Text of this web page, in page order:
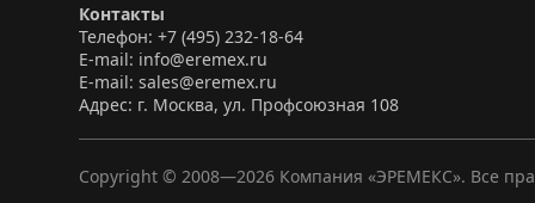
Контакты
Телефон: +7 (495) 232-18-64
E-mail: info@eremex.ru
E-mail: sales@eremex.ru
Адрес: г. Москва, ул. Профсоюзная 108
Copyright © 2008—2026 Компания «ЭРЕМЕКС». Все